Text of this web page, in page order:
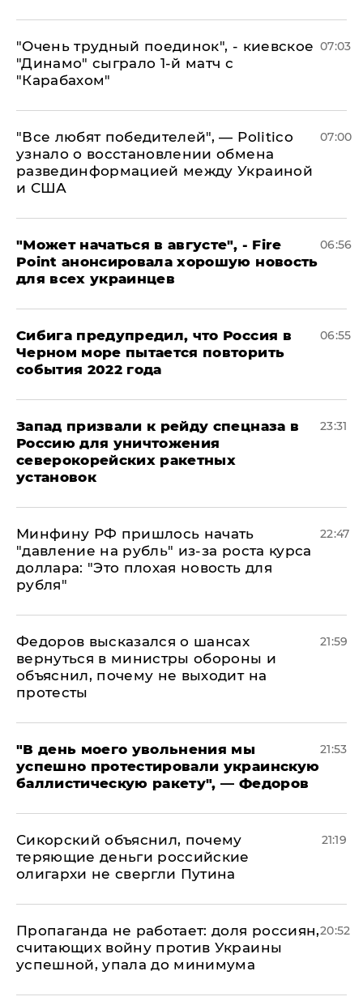
"Очень трудный поединок", - киевское
"Динамо" сыграло 1-й матч с
"Карабахом"
07:03
​"Все любят победителей", — Politico
узнало о восстановлении обмена
развединформацией между Украиной
и США
07:00
"Может начаться в августе", - Fire
Point анонсировала хорошую новость
для всех украинцев
06:56
Сибига предупредил, что Россия в
Черном море пытается повторить
события 2022 года
06:55
Запад призвали к рейду спецназа в
Россию для уничтожения
северокорейских ракетных
установок
23:31
Минфину РФ пришлось начать
"давление на рубль" из-за роста курса
доллара: "Это плохая новость для
рубля"
22:47
Федоров высказался о шансах
вернуться в министры обороны и
объяснил, почему не выходит на
протесты
21:59
​"В день моего увольнения мы
успешно протестировали украинскую
баллистическую ракету", — Федоров
21:53
Сикорский объяснил, почему
теряющие деньги российские
олигархи не свергли Путина
21:19
​Пропаганда не работает: доля россиян,
считающих войну против Украины
успешной, упала до минимума
20:52